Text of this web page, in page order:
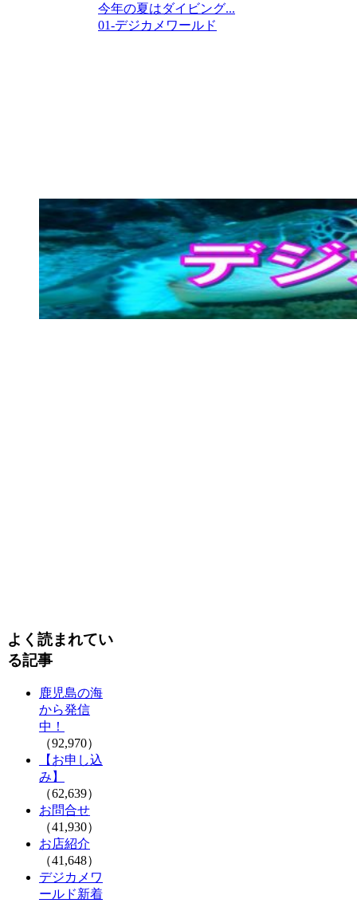
今年の夏はダイビング...
01-デジカメワールド
よく読まれてい
る記事
鹿児島の海
から発信
中！
（92,970）
【お申し込
み】
（62,639）
お問合せ
（41,930）
お店紹介
（41,648）
デジカメワ
ールド新着